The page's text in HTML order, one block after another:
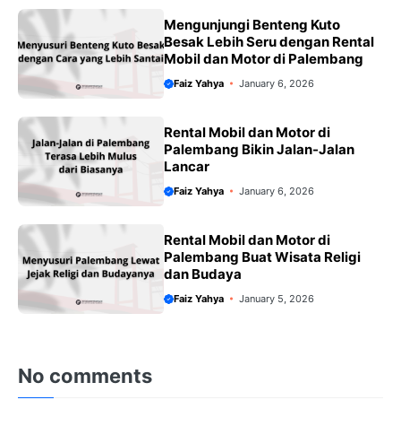
Mengunjungi Benteng Kuto
Besak Lebih Seru dengan Rental
Mobil dan Motor di Palembang
Faiz Yahya January 6, 2026
Rental Mobil dan Motor di
Palembang Bikin Jalan-Jalan
Lancar
Faiz Yahya January 6, 2026
Rental Mobil dan Motor di
Palembang Buat Wisata Religi
dan Budaya
Faiz Yahya January 5, 2026
No comments